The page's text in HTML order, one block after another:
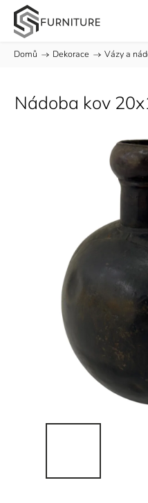
Domů / Dekorace / Vázy a
Nádoba kov